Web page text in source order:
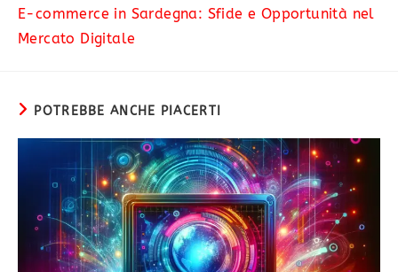
E-commerce in Sardegna: Sfide e Opportunità nel
Mercato Digitale
POTREBBE ANCHE PIACERTI